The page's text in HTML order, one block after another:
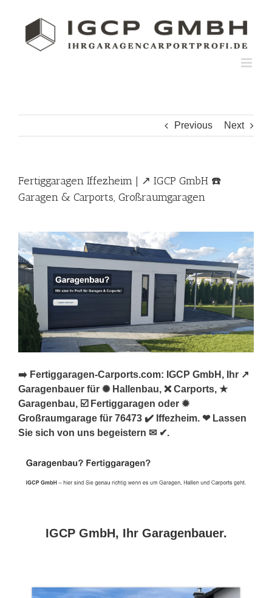
Previous Next
Fertiggaragen Iffezheim | ↗️ IGCP GmbH ☎️
Garagen & Carports, Großraumgaragen
➡️ Fertiggaragen-Carports.com: IGCP GmbH, Ihr ↗️
Garagenbauer für ✺ Hallenbau, ❌ Carports, ★
Garagenbau, ☑️ Fertiggaragen oder ✹
Großraumgarage für 76473 ✔️ Iffezheim. ❤ Lassen
Sie sich von uns begeistern ✉ ✔.
IGCP GmbH, Ihr Garagenbauer.